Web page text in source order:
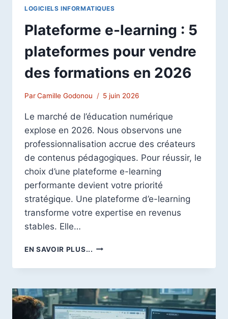
LOGICIELS INFORMATIQUES
Plateforme e-learning : 5
plateformes pour vendre
des formations en 2026
ParCamille Godonou 5 juin 2026
Le marché de l’éducation numérique
explose en 2026. Nous observons une
professionnalisation accrue des créateurs
de contenus pédagogiques. Pour réussir, le
choix d’une plateforme e-learning
performante devient votre priorité
stratégique. Une plateforme d’e-learning
transforme votre expertise en revenus
stables. Elle…
EN SAVOIR PLUS... PLATEFORME
LEARNING
5
PLATEFORMES
POUR